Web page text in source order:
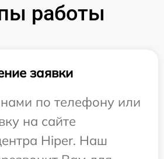
работы
заявки
по телефону или
на сайте
Hiper. Наш